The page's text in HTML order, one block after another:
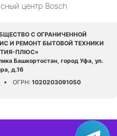
центр Bosch
С ОГРАНИЧЕННОЙ
И РЕМОНТ БЫТОВОЙ ТЕХНИКИ
ПЛЮС»
Башкортостан, город Уфа, ул.
д.16
ОГРН: 1020203091050